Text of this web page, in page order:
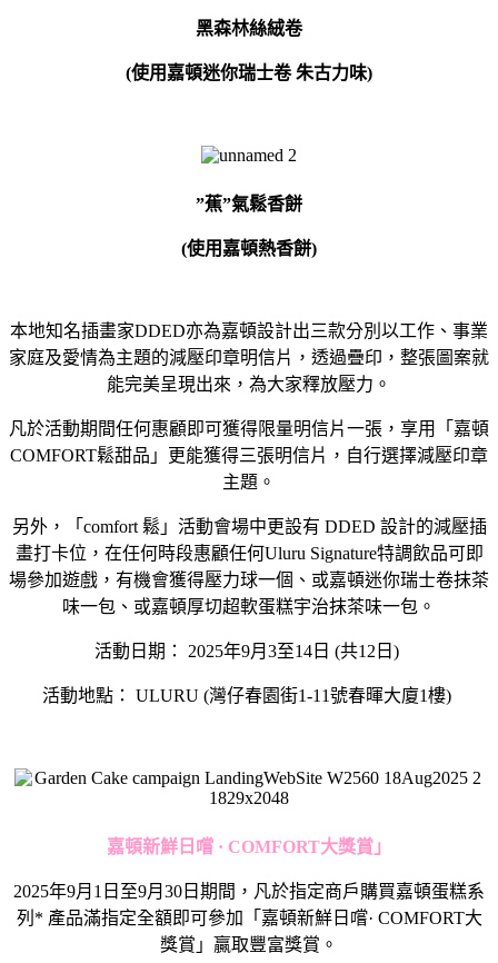
黑森林絲絨卷
(使用嘉頓迷你瑞士卷 朱古力味)
”蕉”氣鬆香餅
(使用嘉頓熱香餅)
本地知名插畫家DDED亦為嘉頓設計出三款分別以工作、事業
家庭及愛情為主題的減壓印章明信片，透過疊印，整張圖案就
能完美呈現出來，為大家釋放壓力。
凡於活動期間任何惠顧即可獲得限量明信片一張，享用「嘉頓
COMFORT鬆甜品」更能獲得三張明信片，自行選擇減壓印章
主題。
另外，「 comfort 鬆」活動會場中更設有 DDED 設計的減壓插
畫打卡位，在任何時段惠顧任何Uluru Signature特調飲品可即
場參加遊戲，有機會獲得壓力球一個、或嘉頓迷你瑞士卷抹茶
味一包、或嘉頓厚切超軟蛋糕宇治抹茶味一包。
活動日期： 2025年9月 3至14 日 (共12 日 )
活動地點： ULURU (灣仔春園街1-11號春暉大廈1樓)
嘉頓新鮮日嚐 · COMFORT大獎賞」
2025年9月 1 日至9月 30 日期間，凡於指定商戶購買嘉頓蛋糕系
列 * 產品滿指定全額即可參加「嘉頓新鮮日嚐· COMFORT大
獎賞」贏取豐富獎賞。